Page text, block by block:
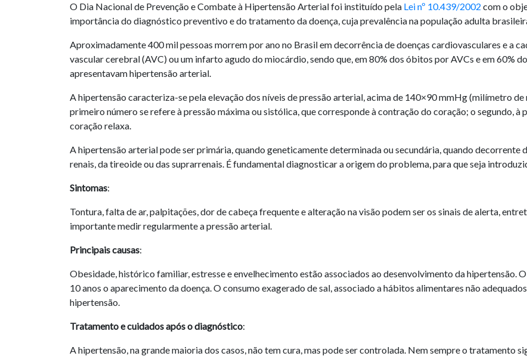
O Dia Nacional de Prevenção e Combate à Hipertensão Arterial foi instituído pela Lei nº 10.439/2002 com o
importância do diagnóstico preventivo e do tratamento da doença, cuja prevalência na população adulta
Aproximadamente 400 mil pessoas morrem por ano no Brasil em decorrência de doenças cardiovasculares e a
vascular cerebral (AVC) ou um infarto agudo do miocárdio, sendo que, em 80% dos óbitos por AVCs e em 60%
apresentavam hipertensão arterial.
A hipertensão caracteriza-se pela elevação dos níveis de pressão arterial, acima de 140×90 mmHg (milímetro
primeiro número se refere à pressão máxima ou sistólica, que corresponde à contração do coração; o segundo,
coração relaxa.
A hipertensão arterial pode ser primária, quando geneticamente determinada ou secundária, quando decorrente
renais, da tireoide ou das suprarrenais. É fundamental diagnosticar a origem do problema, para que seja
Sintomas:
Tontura, falta de ar, palpitações, dor de cabeça frequente e alteração na visão podem ser os sinais de alerta,
importante medir regularmente a pressão arterial.
Principais causas:
Obesidade, histórico familiar, estresse e envelhecimento estão associados ao desenvolvimento da hipertensão.
10 anos o aparecimento da doença. O consumo exagerado de sal, associado a hábitos alimentares não
hipertensão.
Tratamento e cuidados após o diagnóstico:
A hipertensão, na grande maioria dos casos, não tem cura, mas pode ser controlada. Nem sempre o tratamento